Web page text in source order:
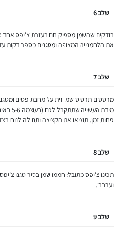
שלב 6
בודקים שהשמן מספיק חם בעזרת צ'יפס אחד
את הלחמנייה המצופה ומטגנים מספר דקות
שלב 7
מידת
פחות זמן. תוציאו את הקציצה ותנו לה לנוח
שלב 8
תכינו צ'יפס מתובל: חממו שמן בסיר טגנו
וערבבו.
שלב 9